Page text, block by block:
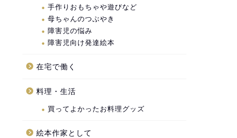
手作りおもちゃや遊びなど
母ちゃんのつぶやき
障害児の悩み
障害児向け発達絵本
在宅で働く
料理・生活
買ってよかったお料理グッズ
絵本作家として